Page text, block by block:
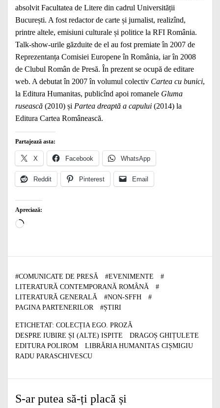
absolvit Facultatea de Litere din cadrul Universității
București. A fost redactor de carte și jurnalist, realizînd,
printre altele, emisiuni culturale și politice la RFI România.
Talk-show-urile găzduite de el au fost premiate în 2007 de
Reprezentanța Comisiei Europene în România, iar în 2008
de Clubul Român de Presă. În prezent se ocupă de editare
web. A debutat în 2007 în volumul colectiv Cartea cu bunici,
la Editura Humanitas, publicînd apoi romanele Gluma
rusească (2010) și Partea dreaptă a capului (2014) la
Editura Cartea Românească.
Partajează asta:
X Facebook WhatsApp
Reddit Pinterest Email
Apreciază:
Încarc...
#COMUNICATE DE PRESĂ #EVENIMENTE
#
LITERATURĂ CONTEMPORANĂ ROMÂNĂ
#
LITERATURĂ GENERALĂ
#NON-SFFH
#
PAGINA PARTENERILOR
#ȘTIRI
ETICHETAT: COLECȚIA EGO. PROZĂ
DESPRE IUBIRE ȘI (ALTE) ISPITE
DRAGOȘ GHIȚULETE
EDITURA POLIROM
LIBRĂRIA HUMANITAS CIȘMIGIU
RADU PARASCHIVESCU
S-ar putea să-ți placă și